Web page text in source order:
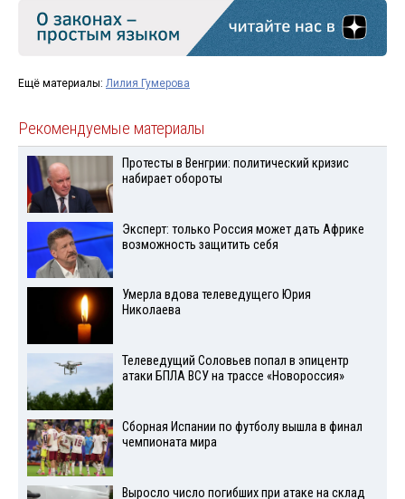
Ещё материалы: Лилия Гумерова
Рекомендуемые материалы
Протесты в Венгрии: политический кризис
набирает обороты
Эксперт: только Россия может дать Африке
возможность защитить себя
Умерла вдова телеведущего Юрия
Николаева
Телеведущий Соловьев попал в эпицентр
атаки БПЛА ВСУ на трассе «Новороссия»
Сборная Испании по футболу вышла в финал
чемпионата мира
Выросло число погибших при атаке на склад